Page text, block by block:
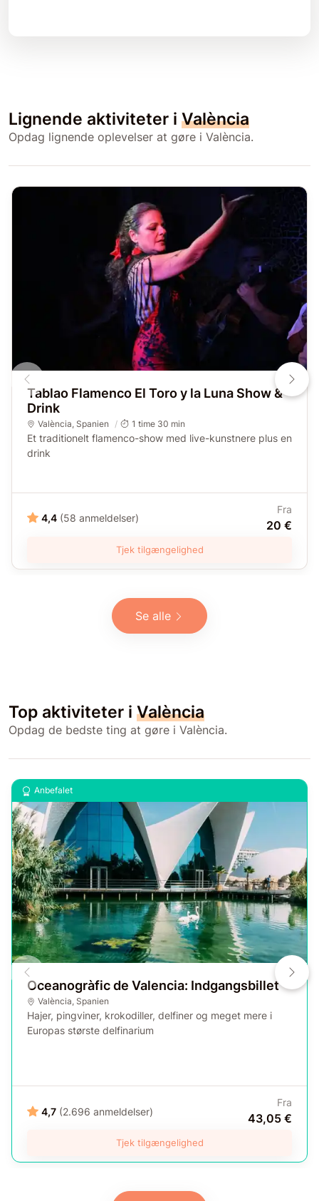
Lignende aktiviteter i València
Opdag lignende oplevelser at gøre i València.
Tablao Flamenco El Toro y la Luna Show &
Drink
València Spanien 1 time 30 min
Et traditionelt flamenco-show med live-kunstnere plus en
drink
4,4 (58 anmeldelser)
Fra
20 €
Tjek tilgængelighed
Se alle
Top aktiviteter i València
Opdag de bedste ting at gøre i València.
Anbefalet
Oceanogràfic de Valencia: Indgangsbillet
València, Spanien
Hajer, pingviner, krokodiller, delfiner og meget mere i
Europas største delfinarium
4,7 (2.696 anmeldelser)
Fra
43,05 €
Tjek tilgængelighed